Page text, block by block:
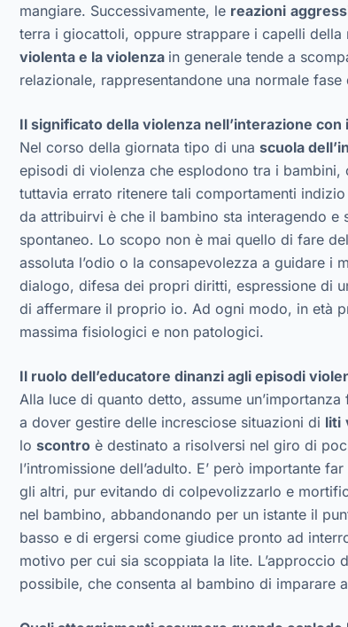
mangiare. Successivamente, le reazioni
terra i giocattoli, oppure strappare i capelli
violenta e la violenza in generale tende a
relazionale, rappresentandone una normale
Il significato della violenza nell’interazione con
Nel corso della giornata tipo di una scuola
episodi di violenza che esplodono tra i
tuttavia errato ritenere tali comportamenti indizio
da attribuirvi è che il bambino sta interagendo
spontaneo. Lo scopo non è mai quello di fare
assoluta l’odio o la consapevolezza a guidare i
dialogo, difesa dei propri diritti, espressione di
di affermare il proprio io. Ad ogni modo, in età
massima fisiologici e non patologici.
Il ruolo dell’educatore dinanzi agli episodi
Alla luce di quanto detto, assume
a dover gestire delle incresciose situazioni di liti
lo scontroè destinato a risolversi nel giro di
l’intromissione dell’adulto. E’ però importante
gli altri, pur evitando di colpevolizzarlo e
nel bambino, abbandonando per un istante il
basso e di ergersi come giudice pronto ad
motivo per cui sia scoppiata la lite.
possibile, che consenta al bambino di imparare